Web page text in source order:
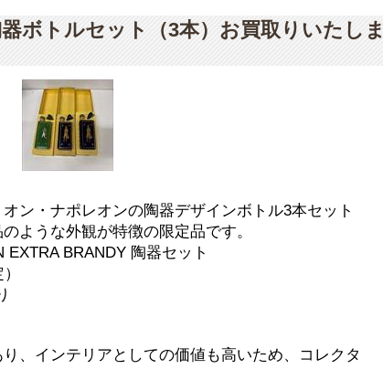
ボトルセット（3本）お買取りいたしま
ン・ナポレオンの陶器デザインボトル3本セット
ような外観が特徴の限定品です。
BRANDY 陶器セット
、インテリアとしての価値も高いため、コレクタ